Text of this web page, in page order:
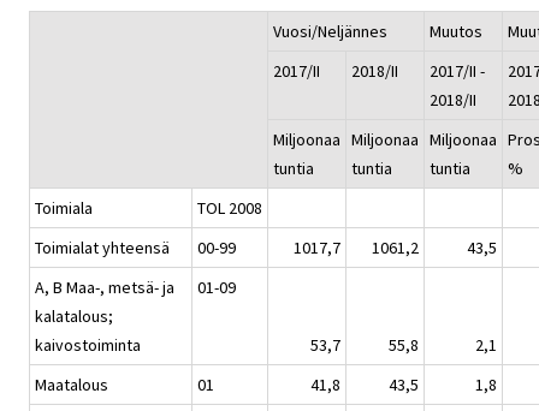
Vuosi/Neljännes Muutos
2017/II
2018/II
2017/II -
2018/II
Miljoonaa
tuntia
Miljoonaa
tuntia
Miljoonaa
tuntia
%
Toimiala
TOL 2008
Toimialat yhteensä
00-99 1017,7 1061,2
43,5
A, B Maa-, metsä- ja
kalatalous;
kaivostoiminta
01-09
53,7 55,8
2,1
Maatalous
01 41,8 43,5
1,8